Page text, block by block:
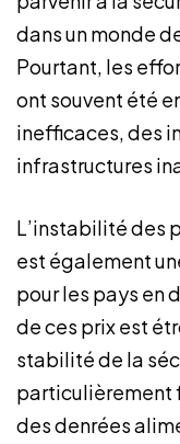
dans un monde
Pourtant, les
ont souvent été
inefficaces, des
infrastructures
L’instabilité des
est également
pour les pays en
de ces prix est
stabilité de la
particulièrement
des denrées